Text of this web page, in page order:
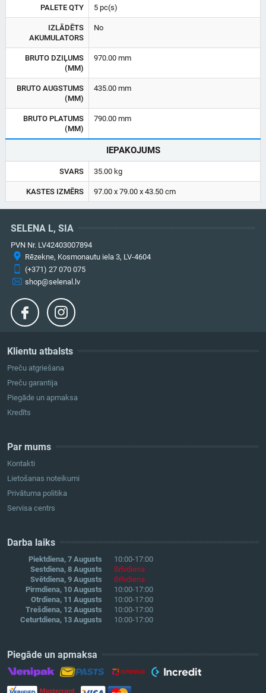
PALETE QTY 5 pc(s)
IZLĀDĒTS
AKUMULATORS
No
BRUTO DZIĻUMS
(MM)
970.00 mm
BRUTO AUGSTUMS
(MM)
435.00 mm
BRUTO PLATUMS
(MM)
790.00 mm
IEPAKOJUMS
SVARS 35.00 kg
KASTES IZMĒRS 97.00 x 79.00 x 43.50 cm
Klientu atbalsts
Preču atgriešana
Preču garantija
Piegāde un apmaksa
Kredīts
Par mums
Kontakti
Lietošanas noteikumi
Privātuma politika
Servisa centrs
Darba laiks
Piektdiena, 7 Augusts
10:00-17:00
Sestdiena, 8 Augusts
Brīvdiena
Svētdiena, 9 Augusts
Brīvdiena
Pirmdiena, 10 Augusts
10:00-17:00
Otrdiena, 11 Augusts
10:00-17:00
Trešdiena, 12 Augusts
10:00-17:00
Ceturtdiena, 13 Augusts
10:00-17:00
Piegāde un apmaksa
SELENA L, SIA
PVN Nr. LV42403007894
Rēzekne, Kosmonautu iela 3, LV-4604
(+371) 27 070 075
shop@selenal.lv